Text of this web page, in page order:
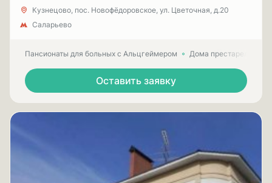
Кузнецово, пос. Новофёдоровское, ул. Цветочная, д.20
Саларьево
Пансионаты для больных с Альцгеймером Дома престарелых
Оставить заявку